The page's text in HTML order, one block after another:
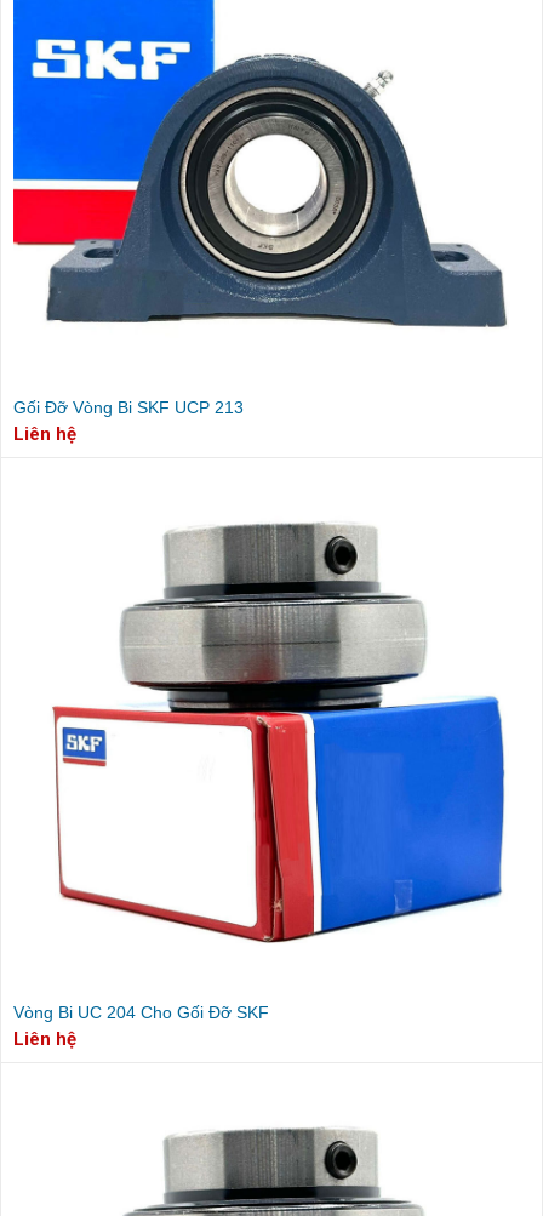
Gối Đỡ Vòng Bi SKF UCP 213
Liên hệ
Vòng Bi UC 204 Cho Gối Đỡ SKF
Liên hệ